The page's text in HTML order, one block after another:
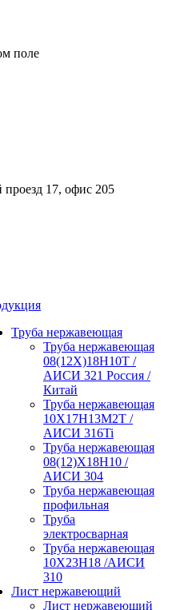
поле
17, офис 205
Труба нержавеющая
Труба нержавеющая
08(12Х)18Н10Т /
АИСИ 321 Россия /
Китай
Труба нержавеющая
10Х17Н13М2Т /
АИСИ 316Ti
Труба нержавеющая
08(12)Х18Н10 /
АИСИ 304
Труба нержавеющая
профильная
Труба
электросварная
Труба нержавеющая
10Х23Н18 /АИСИ
310
Лист нержавеющий
Лист нержавеющий